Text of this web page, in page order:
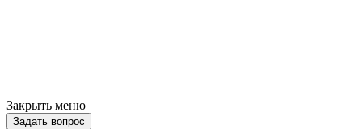
Закрыть меню
Задать вопрос